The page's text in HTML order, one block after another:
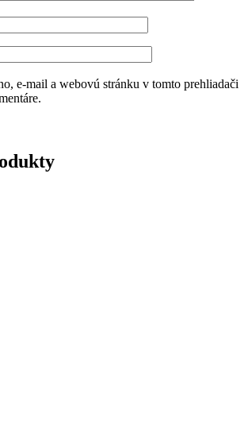
e-mail a webovú stránku v tomto prehliadači